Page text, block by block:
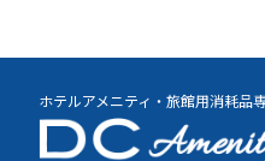
ホテルアメニティ・旅館用消耗品